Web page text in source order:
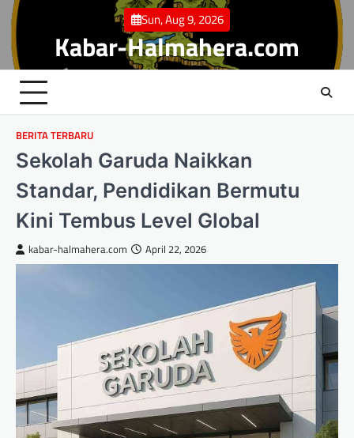
Skip
content
Sun, Aug 9, 2026
Kabar-Halmahera.com
BERITA TERBARU
Sekolah Garuda Naikkan
Standar, Pendidikan Bermutu
Kini Tembus Level Global
kabar-halmahera.com April 22, 2026